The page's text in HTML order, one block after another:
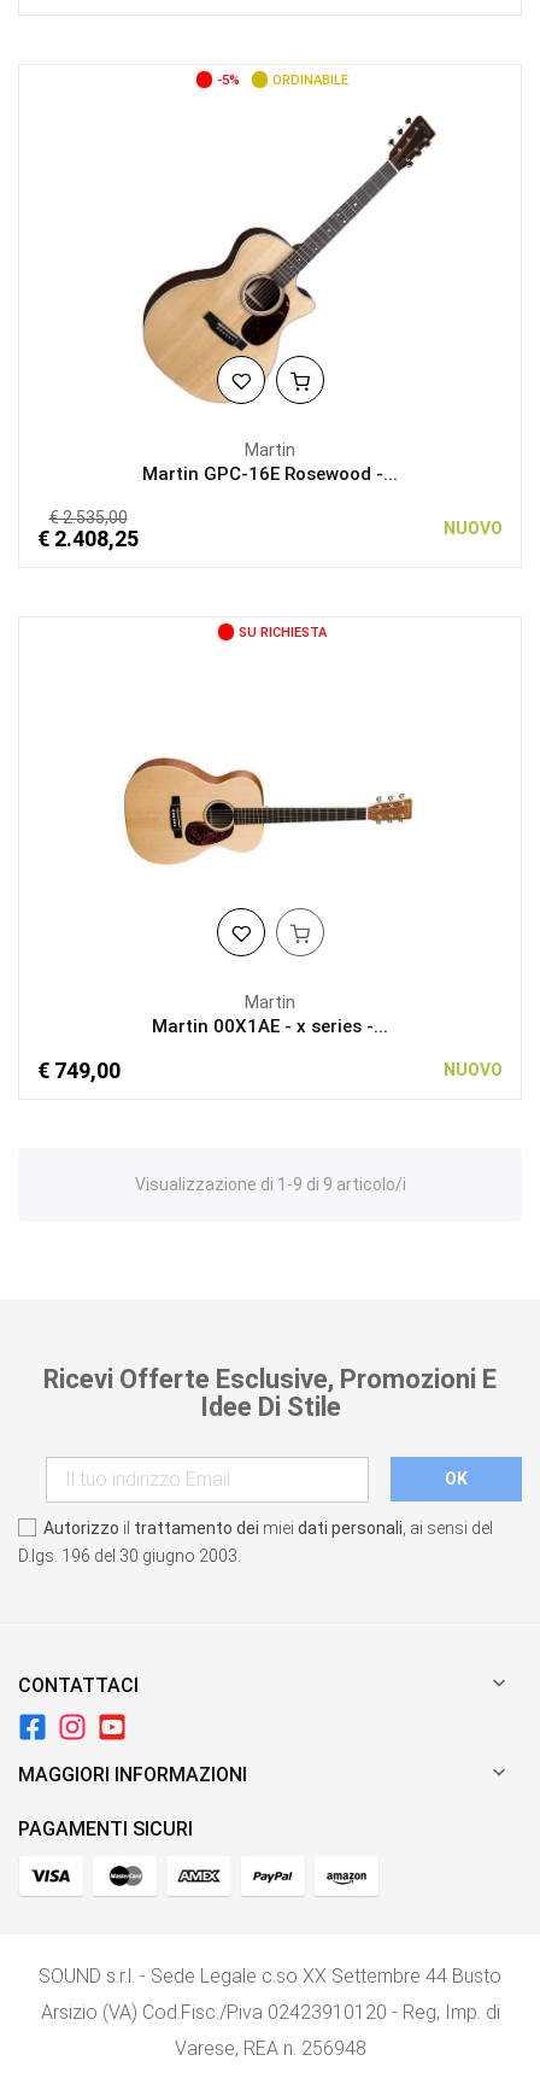
-5% ORDINABILE
Martin
Martin GPC-16E Rosewood -...
€ 2.535,00
€ 2.408,25 NUOVO
SU RICHIESTA
Martin
Martin 00X1AE - x series -...
€ 749,00 NUOVO
Visualizzazione di 1-9 di 9 articolo/i
Ricevi Offerte Esclusive, Promozioni E
Idee Di Stile
Autorizzo il trattamento dei miei dati personali , ai sensi del
D.lgs. 196 del 30 giugno 2003.
CONTATTACI 
MAGGIORI INFORMAZIONI 
PAGAMENTI SICURI
SOUND s.r.l. - Sede Legale c.so XX Settembre 44 Busto
Arsizio (VA) Cod.Fisc./P.iva 02423910120 - Reg, Imp. di
Varese, REA n. 256948